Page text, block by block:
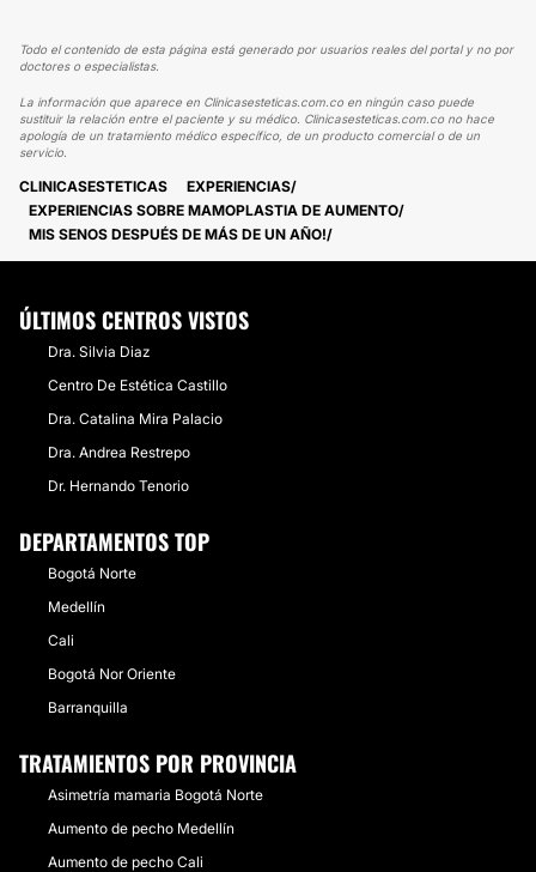
Todo el contenido de esta página está generado por usuarios reales del portal y no por
doctores o especialistas.
La información que aparece en Clinicasesteticas.com.co en ningún caso puede
sustituir la relación entre el paciente y su médico. Clinicasesteticas.com.co no hace
apología de un tratamiento médico específico, de un producto comercial o de un
servicio.
CLINICASESTETICAS
EXPERIENCIAS
EXPERIENCIAS SOBRE MAMOPLASTIA DE AUMENTO
MIS SENOS DESPUÉS DE MÁS DE UN AÑO!
ÚLTIMOS CENTROS VISTOS
Dra. Silvia Diaz
Centro De Estética Castillo
Dra. Catalina Mira Palacio
Dra. Andrea Restrepo
Dr. Hernando Tenorio
DEPARTAMENTOS TOP
Bogotá Norte
Medellín
Cali
Bogotá Nor Oriente
Barranquilla
TRATAMIENTOS POR PROVINCIA
Asimetría mamaria Bogotá Norte
Aumento de pecho Medellín
Aumento de pecho Cali